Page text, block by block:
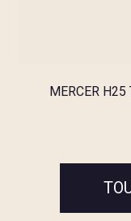
MERCER